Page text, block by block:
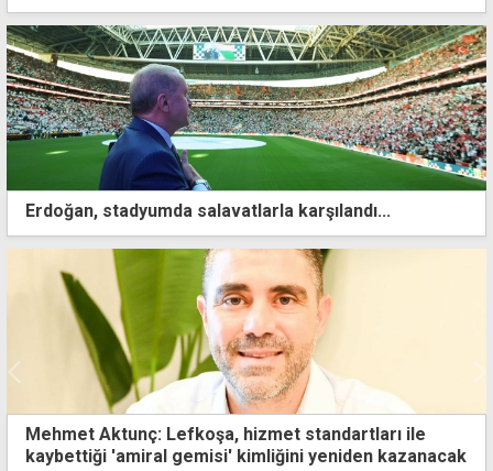
Erdoğan, stadyumda salavatlarla karşılandı...
Sıcak hava Güney'de bir kez daha turuncu alarma
neden oldu